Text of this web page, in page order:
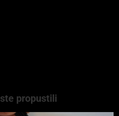
propustili